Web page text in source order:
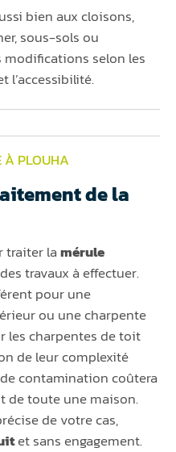
bien aux cloisons,
sous-sols ou
modifications selon les
l’accessibilité.
À PLOUHA
de la
traiter lamérule
travaux à effectuer.
pour une
ou une charpente
les charpentes de toit
de leur complexité
contamination coûtera
de toute une maison.
de votre cas,
et sans engagement.